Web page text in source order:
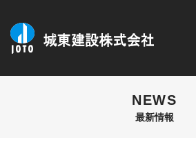
NEWS
最新情報